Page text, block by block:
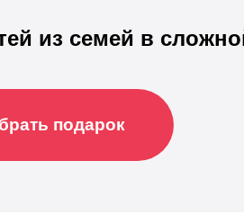
из семей в
подарок